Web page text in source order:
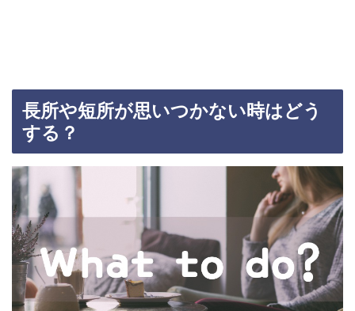
長所や短所が思いつかない時はどう
する？